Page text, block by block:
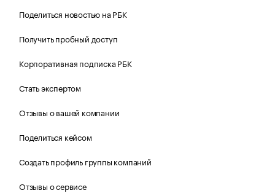
Поделиться новостью на РБК
Получить пробный доступ
Корпоративная подписка РБК
Стать экспертом
Отзывы о вашей компании
Поделиться кейсом
Создать профиль группы компаний
Отзывы о сервисе